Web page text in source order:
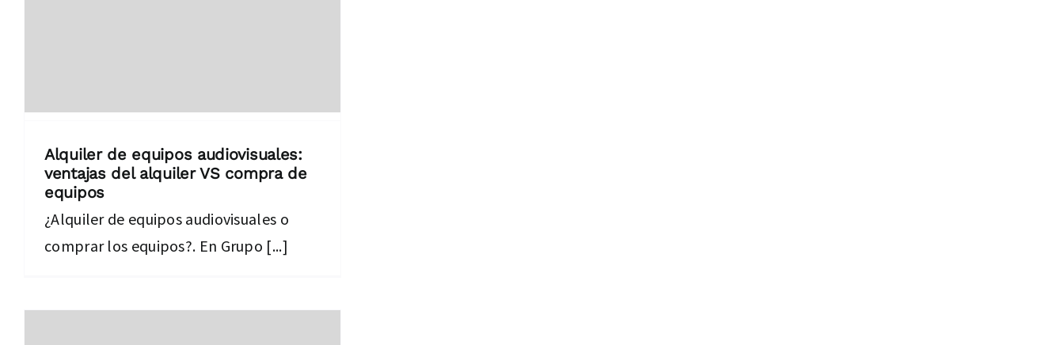
Alquiler de equipos audiovisuales:
ventajas del alquiler VS compra de
equipos
¿Alquiler de equipos audiovisuales o
comprar los equipos?. En Grupo [...]